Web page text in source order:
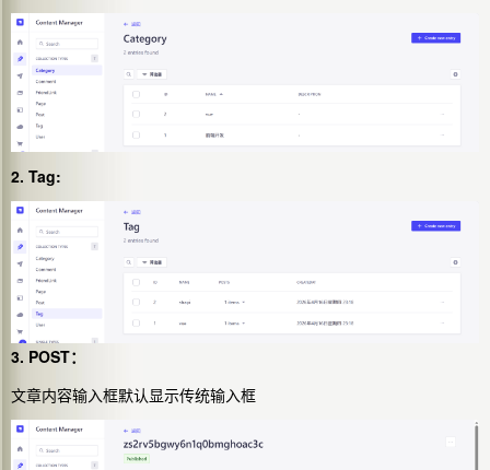
2. Tag:
3. POST：
文章内容输入框默认显示传统输入框